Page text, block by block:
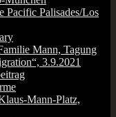
Pacific Palisades/Los
Mann, Tagung
3.9.2021
Mann-Platz,